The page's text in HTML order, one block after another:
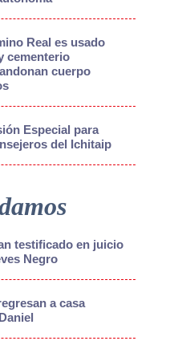
Real es usado
cementerio
cuerpo
Especial para
del Ichitaip
testificado en juicio
Negro
a casa